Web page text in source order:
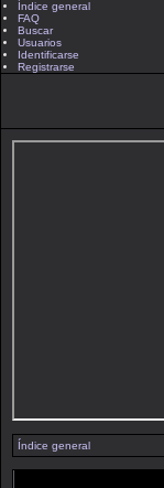
Índice general
FAQ
Buscar
Usuarios
Identificarse
Registrarse
Índice general